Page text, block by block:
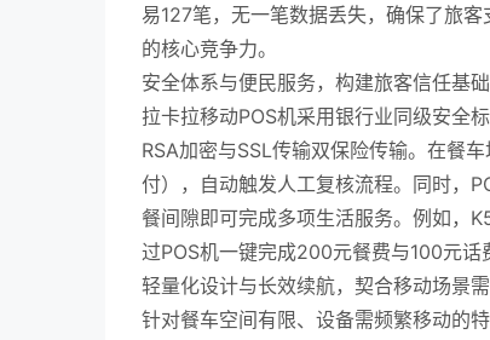
易127笔，无一笔数据丢失，确保了旅
的核心竞争力。
安全体系与便民服务，构建旅客信任基础
拉卡拉移动POS机采用银行业同级安全
RSA加密与SSL传输双保险传输。在餐
付），自动触发人工复核流程。同时，
餐间隙即可完成多项生活服务。例如，
过POS机一键完成200元餐费与100元话
轻量化设计与长效续航，契合移动场景
针对餐车空间有限、设备需频繁移动的